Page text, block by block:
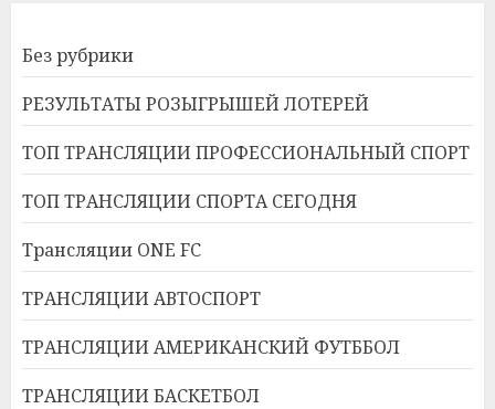
Без рубрики
РЕЗУЛЬТАТЫ РОЗЫГРЫШЕЙ ЛОТЕРЕЙ
ТОП ТРАНСЛЯЦИИ ПРОФЕССИОНАЛЬНЫЙ СПОРТ
ТОП ТРАНСЛЯЦИИ СПОРТА СЕГОДНЯ
Трансляции ONE FC
ТРАНСЛЯЦИИ АВТОСПОРТ
ТРАНСЛЯЦИИ АМЕРИКАНСКИЙ ФУТББОЛ
ТРАНСЛЯЦИИ БАСКЕТБОЛ